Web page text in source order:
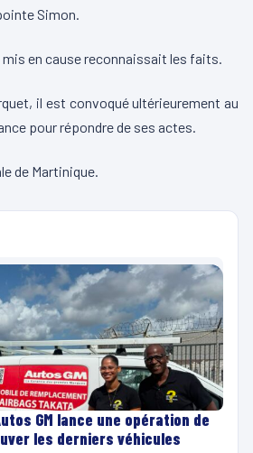
Simon.
mis en cause reconnaissait les faits.
il est convoqué ultérieurement au
pour répondre de ses actes.
de Martinique.
GM lance une opération de
les derniers véhicules